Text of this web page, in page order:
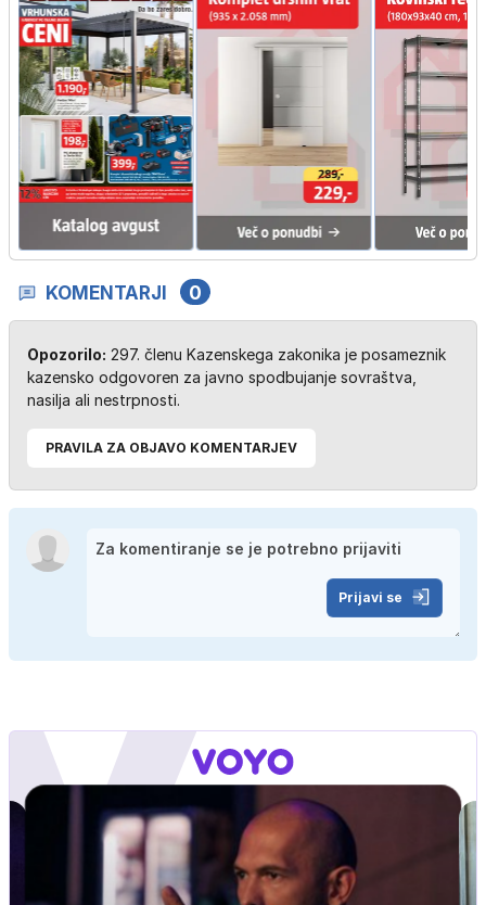
KOMENTARJI 0
Opozorilo: 297. členu Kazenskega zakonika je posameznik
kazensko odgovoren za javno spodbujanje sovraštva,
nasilja ali nestrpnosti.
PRAVILA ZA OBJAVO KOMENTARJEV
Prijavi se